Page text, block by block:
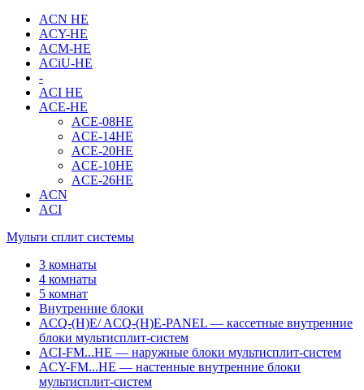
ACN HE
ACY-HE
ACM-HE
ACiU-HE
-
ACI HE
ACE-HE
ACE-08HE
ACE-14HE
ACE-20HE
ACE-10HE
ACE-26HE
ACN
ACI
Мульти сплит системы
3 комнаты
4 комнаты
5 комнат
Внутренние блоки
ACQ-(H)E/ ACQ-(H)E-PANEL — кассетные внутренние
блоки мультисплит-систем
ACI-FM...HE — наружные блоки мультисплит-систем
ACY-FM...HE — настенные внутренние блоки
мультисплит-систем